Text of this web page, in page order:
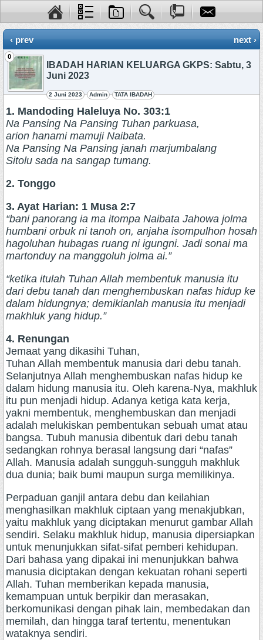
‹ prev next ›
0
IBADAH HARIAN KELUARGA GKPS: Sabtu, 3
Juni 2023
2 Juni 2023 Admin TATA IBADAH
1. Mandoding Haleluya No. 303:1
Na Pansing Na Pansing Tuhan parkuasa,
arion hanami mamuji Naibata.
Na Pansing Na Pansing janah marjumbalang
Sitolu sada na sangap tumang.
2. Tonggo
3. Ayat Harian: 1 Musa 2:7
“bani panorang ia ma itompa Naibata Jahowa jolma
humbani orbuk ni tanoh on, anjaha isompulhon hosah
hagoluhan hubagas ruang ni igungni. Jadi sonai ma
martonduy na manggoluh jolma ai.”
“ketika itulah Tuhan Allah membentuk manusia itu
dari debu tanah dan menghembuskan nafas hidup ke
dalam hidungnya; demikianlah manusia itu menjadi
makhluk yang hidup.”
4. Renungan
Jemaat yang dikasihi Tuhan,
Tuhan Allah membentuk manusia dari debu tanah.
Selanjutnya Allah menghembuskan nafas hidup ke
dalam hidung manusia itu. Oleh karena-Nya, makhluk
itu pun menjadi hidup. Adanya ketiga kata kerja,
yakni membentuk, menghembuskan dan menjadi
adalah melukiskan pembentukan sebuah umat atau
bangsa. Tubuh manusia dibentuk dari debu tanah
sedangkan rohnya berasal langsung dari “nafas”
Allah. Manusia adalah sungguh-sungguh makhluk
dua dunia; baik bumi maupun surga memilikinya.
Perpaduan ganjil antara debu dan keilahian
menghasilkan makhluk ciptaan yang menakjubkan,
yaitu makhluk yang diciptakan menurut gambar Allah
sendiri. Selaku makhluk hidup, manusia dipersiapkan
untuk menunjukkan sifat-sifat pemberi kehidupan.
Dari bahasa yang dipakai ini menunjukkan bahwa
manusia diciptakan dengan kekuatan rohani seperti
Allah. Tuhan memberikan kepada manusia,
kemampuan untuk berpikir dan merasakan,
berkomunikasi dengan pihak lain, membedakan dan
memilah, dan hingga taraf tertentu, menentukan
wataknya sendiri.